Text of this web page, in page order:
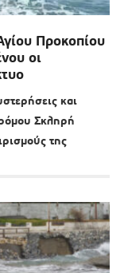
Προκοπίου
οι
και
Σκληρή
της